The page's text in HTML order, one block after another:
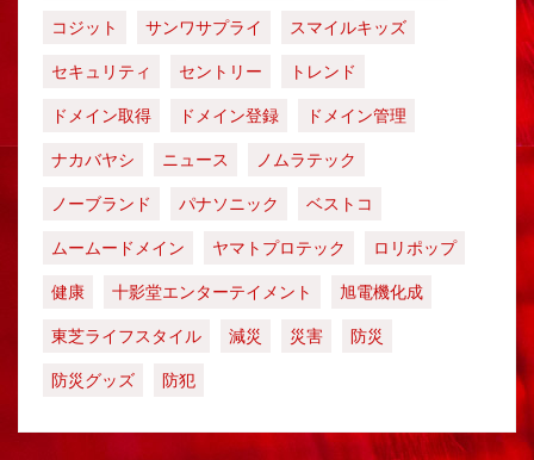
コジット
サンワサプライ
スマイルキッズ
セキュリティ
セントリー
トレンド
ドメイン取得
ドメイン登録
ドメイン管理
ナカバヤシ
ニュース
ノムラテック
ノーブランド
パナソニック
ベストコ
ムームードメイン
ヤマトプロテック
ロリポップ
健康
十影堂エンターテイメント
旭電機化成
東芝ライフスタイル
減災 災害
防災
防災グッズ
防犯